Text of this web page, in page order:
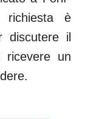
è
discutere il
un